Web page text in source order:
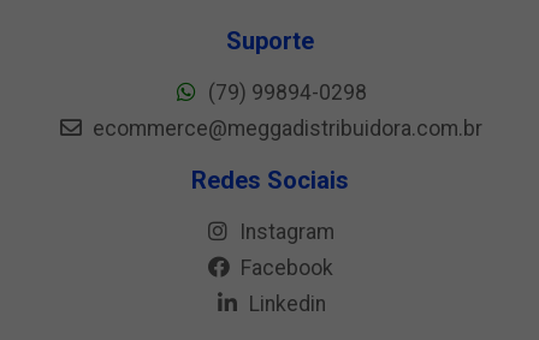
Suporte
(79) 99894-0298
ecommerce@meggadistribuidora.com.br
Redes Sociais
Instagram
Facebook
Linkedin